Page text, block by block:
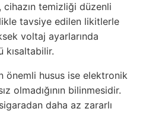
temizliği düzenli
tavsiye edilen likitlerle
voltaj ayarlarında
kısaltabilir.
önemli husus ise elektronik
olmadığının bilinmesidir.
daha az zararlı